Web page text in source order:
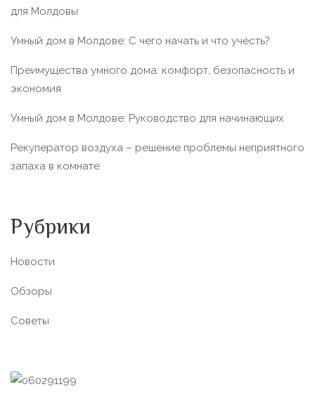
для Молдовы
Умный дом в Молдове: С чего начать и что учесть?
Преимущества умного дома: комфорт, безопасность и
экономия
Умный дом в Молдове: Руководство для начинающих
Рекуператор воздуха – решение проблемы неприятного
запаха в комнате
Рубрики
Новости
Обзоры
Советы